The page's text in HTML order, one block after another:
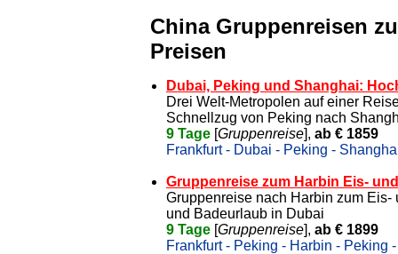
China Gruppenreisen
Preisen
Dubai, Peking und Shanghai:
Drei Welt-Metropolen auf einer
Schnellzug von Peking nach
9 Tage [Gruppenreise], ab € 1859
Frankfurt - Dubai - Peking -
Gruppenreise zum Harbin Eis-
Gruppenreise nach Harbin zum
und Badeurlaub in Dubai
9 Tage [Gruppenreise], ab € 1899
Frankfurt - Peking - Harbin - Peking